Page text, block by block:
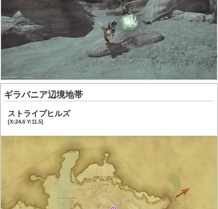
ギラバニア辺境地帯
ストライプヒルズ
[X:24.6 Y:11.5]